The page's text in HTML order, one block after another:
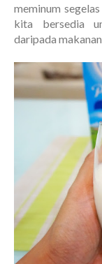
meminum
kita bersedia
daripada